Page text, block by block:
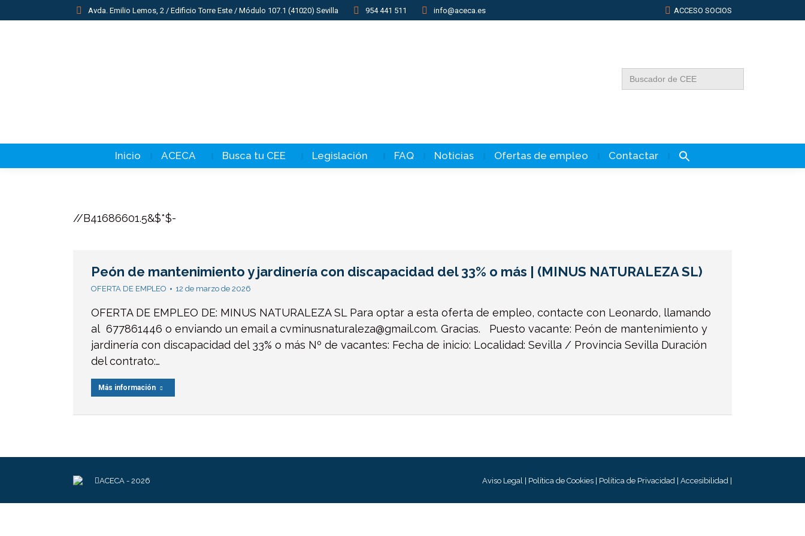
Avda. Emilio Lemos, 2 / Edificio Torre Este / Módulo 107.1 (41020) Sevilla 954 441 511 info@aceca.es ACCESO SOCIOS
Buscar:
Inicio ACECA Busca tu CEE Legislación FAQ Noticias Ofertas de empleo Contactar
//B41686601.5&$*$-
Peón de mantenimiento y jardinería con discapacidad del 33% o más | (MINUS NATURALEZA SL)
OFERTA DE EMPLEO 12 de marzo de 2026
OFERTA DE EMPLEO DE: MINUS NATURALEZA SL Para optar a esta oferta de empleo, contacte con Leonardo, llamando
al 677861446 o enviando un email a cvminusnaturaleza@gmail.com. Gracias. Puesto vacante: Peón de mantenimiento y
jardinería con discapacidad del 33% o más Nº de vacantes: Fecha de inicio: Localidad: Sevilla / Provincia Sevilla Duración
del contrato:…
Más información
ACECA - 2026 Aviso Legal | Política de Cookies | Política de Privacidad | Accesibilidad |